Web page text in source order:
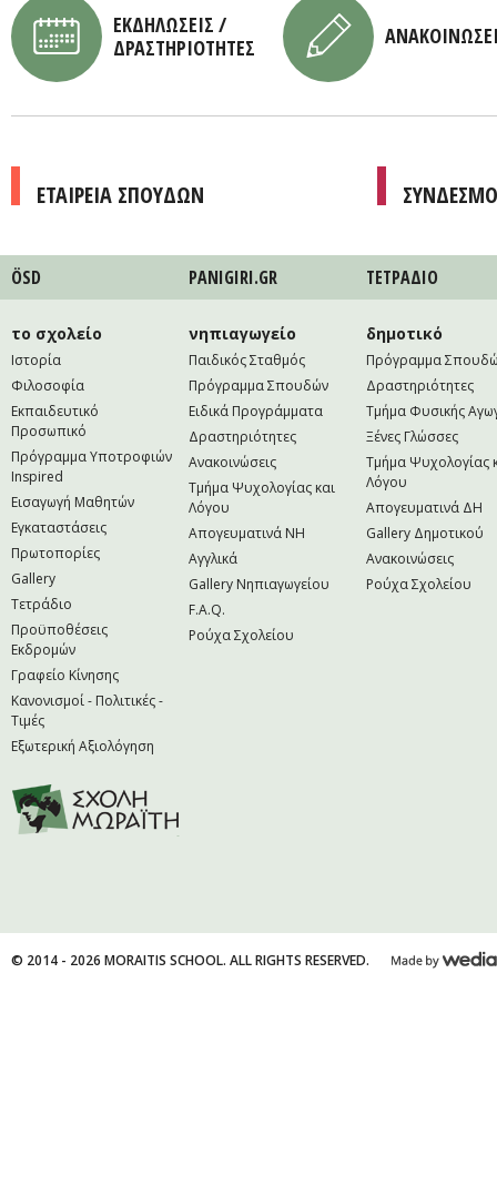
ΕΚΔΗΛΩΣΕΙΣ /
ΔΡΑΣΤΗΡΙΟΤΗΤΕΣ
ΕΤΑΙΡΕΙΑ ΣΠΟΥΔΩΝ
ÖSD PANIGIRI.GR ΤΕΤΡAΔΙΟ
το σχολείο
Ιστορία
Φιλοσοφία
Εκπαιδευτικό
Προσωπικό
Πρόγραμμα Υποτροφιών
Inspired
Εισαγωγή Μαθητών
Εγκαταστάσεις
Πρωτοπορίες
Gallery
Τετράδιο
Προϋποθέσεις
Εκδρομών
Γραφείο Κίνησης
Κανονισμοί - Πολιτικές -
Τιμές
Εξωτερική Αξιολόγηση
νηπιαγωγείο
Παιδικός Σταθμός
Πρόγραμμα Σπουδών
Ειδικά Προγράμματα
Δραστηριότητες
Ανακοινώσεις
Τμήμα Ψυχολογίας και
Λόγου
Απογευματινά NH
Αγγλικά
Gallery Νηπιαγωγείου
F.A.Q.
Ρούχα Σχολείου
δημοτικό
Πρόγραμμα
Δραστηριότητες
Τμήμα Φυσικής
Ξένες Γλώσσες
Τμήμα Ψυχολογίας
Λόγου
Απογευματινά ΔΗ
Gallery Δημοτικού
Ανακοινώσεις
Ρούχα Σχολείου
© 2014 - 2026 MORAITIS SCHOOL. ALL RIGHTS RESERVED.